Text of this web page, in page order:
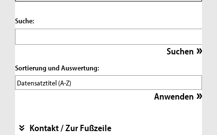
Suche:
Sortierung und Auswertung:
Kontakt / Zur Fußzeile